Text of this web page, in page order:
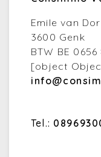
Emile van
3600 Genk
BTW BE 0656
[object
Tel.: